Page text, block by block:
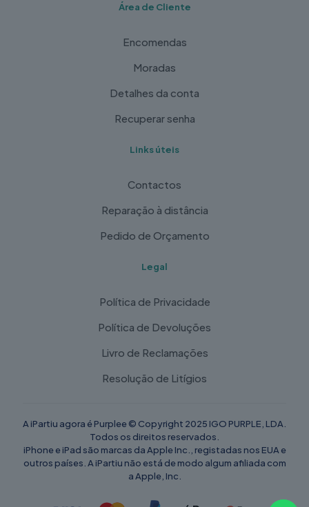
Área de Cliente
Encomendas
Moradas
Detalhes da conta
Recuperar senha
Links úteis
Contactos
Reparação à distância
Pedido de Orçamento
Legal
Política de Privacidade
Política de Devoluções
Livro de Reclamações
Resolução de Litígios
A iPartiu agora é Purplee © Copyright 2025 IGO PURPLE, LDA.
Todos os direitos reservados.
iPhone e iPad são marcas da Apple Inc., registadas nos EUA e
outros países. A iPartiu não está de modo algum afiliada com
a Apple, Inc.